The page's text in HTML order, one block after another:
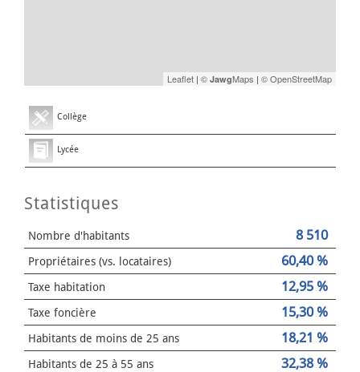
Leaflet | © JawgMaps | © OpenStreetMap
Collège
Lycée
Statistiques
Nombre d'habitants 8 510
Propriétaires (vs. locataires) 60,40 %
Taxe habitation 12,95 %
Taxe foncière 15,30 %
Habitants de moins de 25 ans 18,21 %
Habitants de 25 à 55 ans 32,38 %